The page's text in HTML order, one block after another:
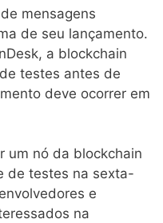
mensagens
de seu lançamento.
a blockchain
testes antes de
deve ocorrer em
um nó da blockchain
de testes na sexta-
e
na